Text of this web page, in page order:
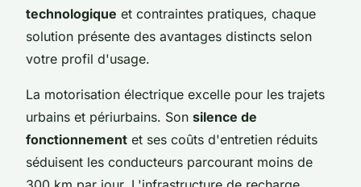
technologique et contraintes pratiques, chaque
solution présente des avantages distincts selon
votre profil d'usage.
La motorisation électrique excelle pour les trajets
urbains et périurbains. Son silence de
fonctionnement et ses coûts d'entretien réduits
séduisent les conducteurs parcourant moins de